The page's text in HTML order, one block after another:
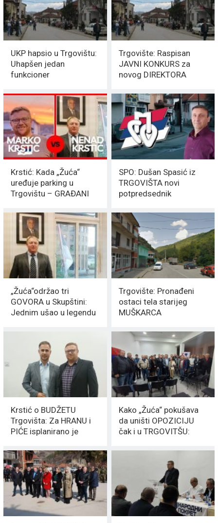
UKP hapsio u Trgovištu:
Uhapšen jedan
funkcioner
Trgovište: Raspisan
JAVNI KONKURS za
novog DIREKTORA
Krstić: Kada „Žuća“
uređuje parking u
Trgovištu – GRAĐANI
SPO: Dušan Spasić iz
TRGOVIŠTA novi
potpredsednik
„Žuća“održao tri
GOVORA u Skupštini:
Jednim ušao u legendu
Trgovište: Pronađeni
ostaci tela starijeg
MUŠKARCA
Krstić o BUDŽETU
Trgovišta: Za HRANU i
PIĆE isplanirano je
DINARA
Kako „Žuća“ pokušava
da uništi OPOZICIJU
čak i u TRGOVITŠU: